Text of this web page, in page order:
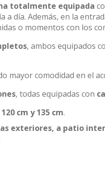
totalmente equipada
a día. Además, en la
o momentos con los
, ambos equipados
mayor comodidad en el
, todas equipadas con
cm y 135 cm.
exteriores, a patio